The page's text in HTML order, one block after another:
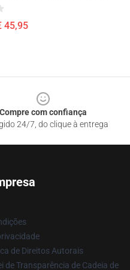
45,95
Compre com confiança
24/7, do clique à entrega
de Direitos Autorais
de Transparência de Cadeia de